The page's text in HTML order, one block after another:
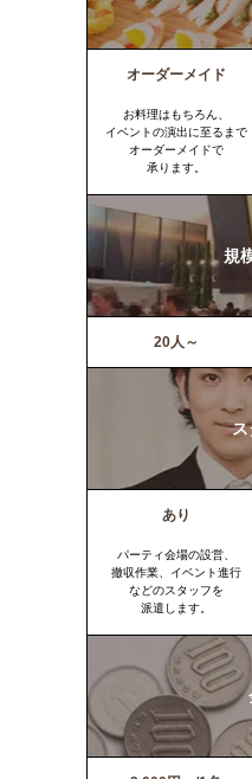
オーダーメイド
お料理はもちろん、
イベントの演出に至るまで
オーダーメイドで
承ります。
規
20人～
ス
あり
パーティ会場の設営、
撤収作業、イベント進行
などのスタッフを
派遣します。